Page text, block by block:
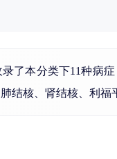
了本分类下11种病
肺结核 肾结核 利福